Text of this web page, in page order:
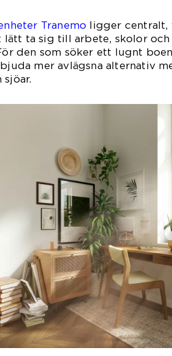
Tranemo ligger centralt,
ta sig till arbete, skolor och
den som söker ett lugnt
mer avlägsna alternativ